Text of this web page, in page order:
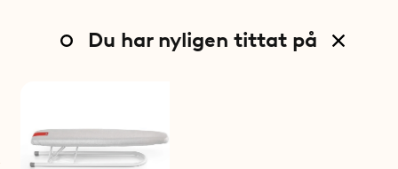
Du har nyligen tittat på